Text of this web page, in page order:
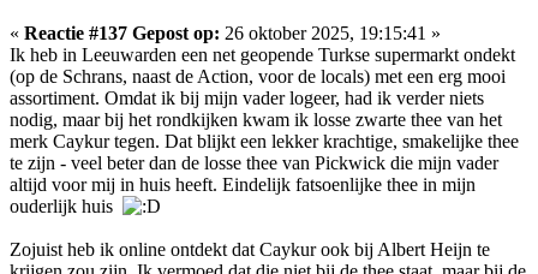
« Reactie #137 Gepost op: 26 oktober 2025, 19:15:41 »
Ik heb in Leeuwarden een net geopende Turkse supermarkt ondekt
(op de Schrans, naast de Action, voor de locals) met een erg mooi
assortiment. Omdat ik bij mijn vader logeer, had ik verder niets
nodig, maar bij het rondkijken kwam ik losse zwarte thee van het
merk Caykur tegen. Dat blijkt een lekker krachtige, smakelijke thee
te zijn - veel beter dan de losse thee van Pickwick die mijn vader
altijd voor mij in huis heeft. Eindelijk fatsoenlijke thee in mijn
ouderlijk huis
Zojuist heb ik online ontdekt dat Caykur ook bij Albert Heijn te